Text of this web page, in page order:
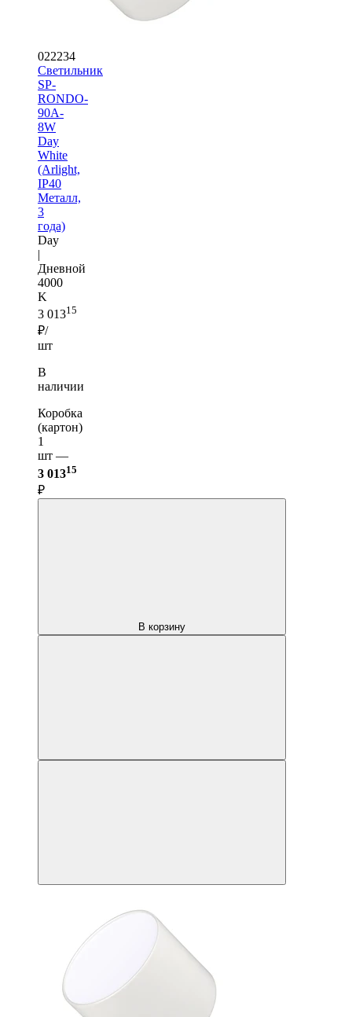
022234
Светильник
SP-
RONDO-
90A-
8W
Day
White
(Arlight,
IP40
Металл,
3
года)
Day
|
Дневной
4000
K
3 01315
₽/
шт
В
наличии
Коробка
(картон)
1
шт —
3 01315
₽
В корзину